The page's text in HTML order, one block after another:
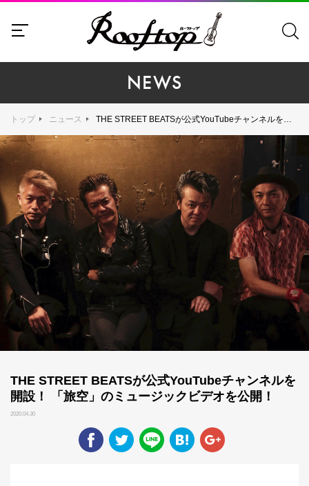
NEWS
トップ ニュース THE STREET BEATSが公式YouTubeチャンネルを開設！ 「旅空」のミュージックビデオを公開！
THE STREET BEATSが公式YouTubeチャンネルを
開設！ 「旅空」のミュージックビデオを公開！
2020.04.30